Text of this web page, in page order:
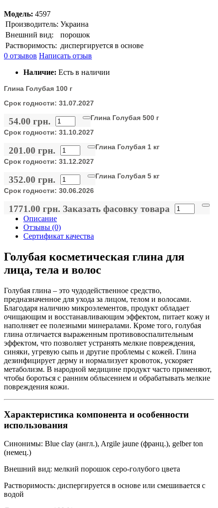
Модель: 4597
Производитель: Украина
Внешний вид:
порошок
Растворимость: диспергируется в основе
0 отзывов Написать отзыв
Наличие: Есть в наличии
Глина Голубая 100 г
Срок годности: 31.07.2027
54.00 грн.
Глина Голубая 500 г
Срок годности: 31.10.2027
201.00 грн.
Глина Голубая 1 кг
Срок годности: 31.12.2027
352.00 грн.
Глина Голубая 5 кг
Срок годности: 30.06.2026
1771.00 грн. Заказать фасовку товара
Описание
Отзывы (0)
Сертификат качества
Голубая косметическая глина для
лица, тела и волос
Голубая глина – это чудодейственное средство,
предназначенное для ухода за лицом, телом и волосами.
Благодаря наличию микроэлементов, продукт обладает
очищающим и восстанавливающим эффектом, питает кожу и
наполняет ее полезными минералами. Кроме того, голубая
глина отличается выраженным противовоспалительным
эффектом, что позволяет устранять мелкие повреждения,
синяки, угревую сыпь и другие проблемы с кожей. Глина
дезинфицирует дерму и нормализует кровоток, ускоряет
метаболизм. В народной медицине продукт часто применяют,
чтобы бороться с ранним облысением и обрабатывать мелкие
повреждения кожи.
Характеристика компонента и особенности
использования
Синонимы: Blue clay (англ.), Argile jaune (франц.), gelber ton
(немец.)
Внешний вид: мелкий порошок серо-голубого цвета
Растворимость: диспергируется в основе или смешивается с
водой